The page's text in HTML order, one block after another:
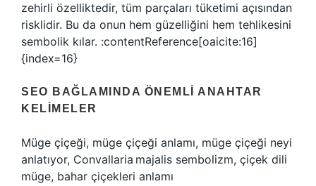
zehirli özelliktedir, tüm parçaları tüketimi açısından
risklidir. Bu da onun hem güzelliğini hem tehlikesini
sembolik kılar. :contentReference[oaicite:16]
{index=16}
SEO BAĞLAMINDA ÖNEMLI ANAHTAR
KELIMELER
Müge çiçeği, müge çiçeği anlamı, müge çiçeği neyi
anlatıyor, Convallaria majalis sembolizm, çiçek dili
müge, bahar çiçekleri anlamı